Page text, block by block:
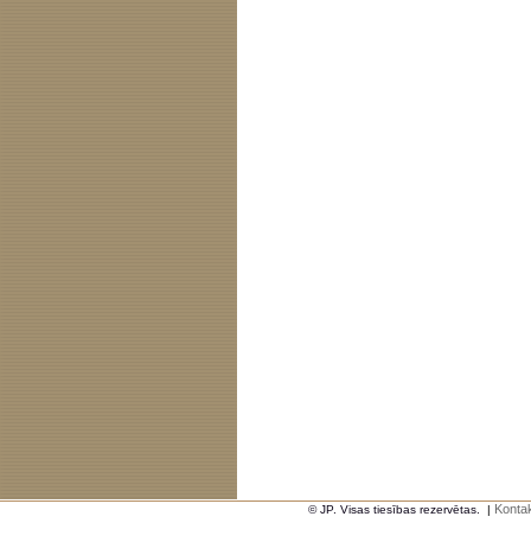
© JP. Visas tiesības rezervētas. |